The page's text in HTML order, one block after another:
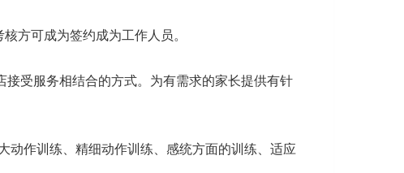
方可成为签约成为工作人员。
受服务相结合的方式。为有需求的家长提供有针
动作训练、精细动作训练、感统方面的训练、适应